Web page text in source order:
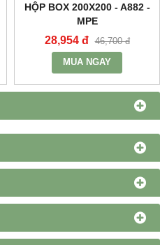
HỘP BOX 200X200 - A882 -
MPE
28,954 đ 46,700 đ
MUA NGAY